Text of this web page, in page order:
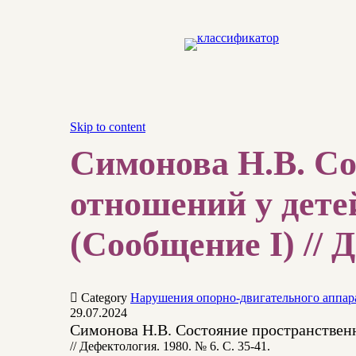
Skip to content
Симонова Н.В.
отношений у
(Сообщение I) //
 Category Нарушения опорно-двигательного
29.07.2024
Симонова Н.В. Состояние
// Дефектология. 1980. № 6. С. 35-41.